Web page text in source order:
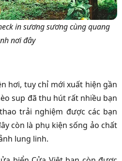
in sương sương cùng quang
nơi đây
hơi, tuy chỉ mới xuất hiện gần
sup đã thu hút rất nhiều bạn
trải nghiệm được các bạn
còn là phụ kiện sống ảo chất
lung linh.